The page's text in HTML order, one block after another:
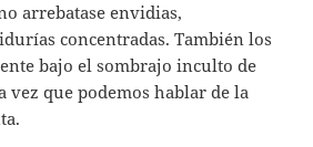
arrebatase envidias,
concentradas. También los
bajo el sombrajo inculto de
vez que podemos hablar de la